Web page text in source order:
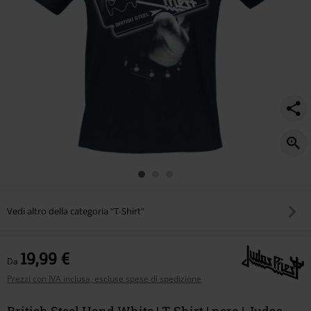
Vedi altro della categoria "T-Shirt"
Da 19,99 €
Prezzi con IVA inclusa, escluse spese di spedizione